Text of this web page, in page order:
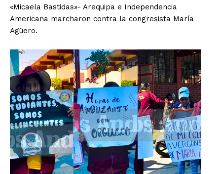
«Micaela Bastidas»- Arequipa e Independencia
Americana marcharon contra la congresista María
Agüero.